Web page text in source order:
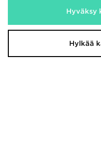
Nike Brazil 2026 Home Shirt
Hyväksy
Hylkää